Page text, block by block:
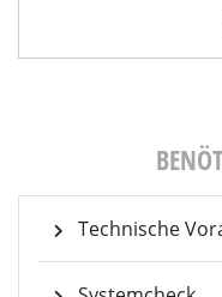
Technische